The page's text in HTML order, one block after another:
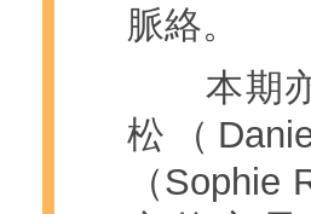
脈絡。
本期亦
松（
（Sophie